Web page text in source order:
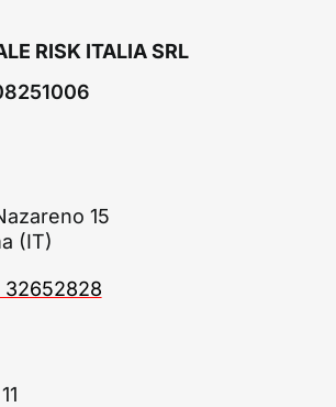
RISK ITALIA SRL
15
(IT)
32652828